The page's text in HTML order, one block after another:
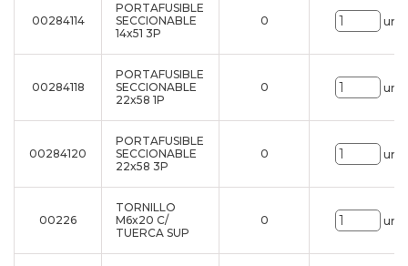
00284114
PORTAFUSIBLE
SECCIONABLE
14x51 3P
0 uni.
00284118
PORTAFUSIBLE
SECCIONABLE
22x58 1P
0 uni.
00284120
PORTAFUSIBLE
SECCIONABLE
22x58 3P
0 uni.
00226
TORNILLO
M6x20 C/
TUERCA SUP
0 uni.